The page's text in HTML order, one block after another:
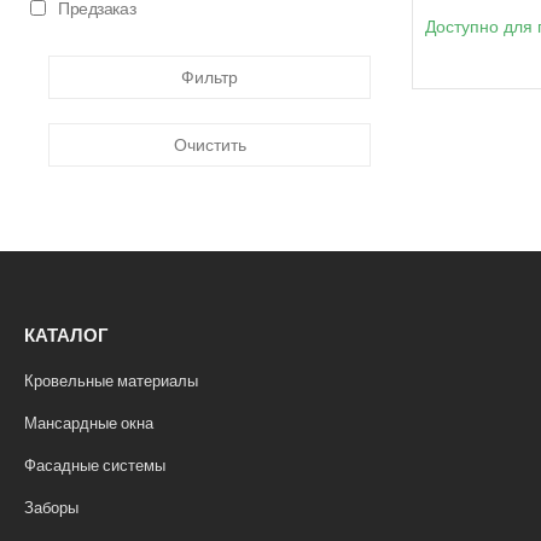
Доступно для
Предзаказ
Фильтр
Очистить
КАТАЛОГ
Кровельные материалы
Мансардные окна
Фасадные системы
Заборы